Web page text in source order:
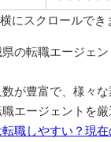
にスクロールでき
の転職エージェ
が豊富で、様々
エージェントを厳
職しやすい？現